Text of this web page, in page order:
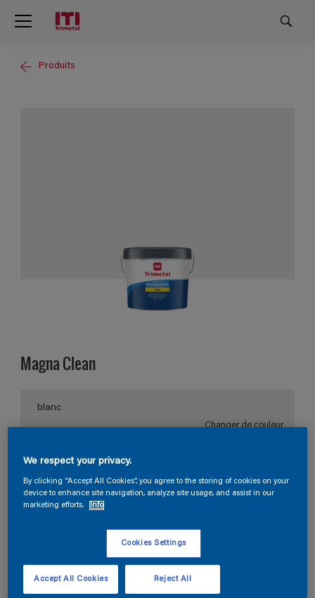
Produits
Magna Clean
blanc
Changer de couleur
Taille de l’emballage
1 L 2.5 L 10 L
Calculer
We respect your privacy.
By clicking “Accept All Cookies”, you agree to the storing of cookies on your
device to enhance site navigation, analyze site usage, and assist in our
marketing efforts.
Info
Cookies Settings
Reject All
Accept All Cookies